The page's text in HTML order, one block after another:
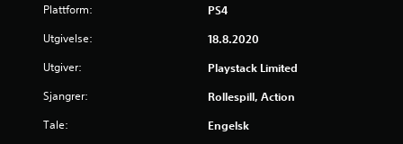
Plattform: PS4
Utgivelse: 18.8.2020
Utgiver: Playstack Limited
Sjangrer: Rollespill, Action
Tale: Engelsk